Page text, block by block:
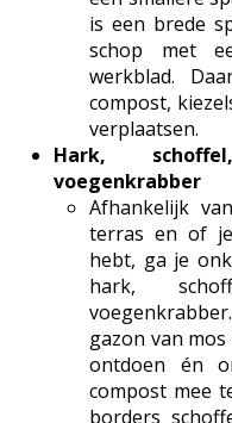
is een brede
schop met
werkblad.
compost,
verplaatsen.
Hark,
voegenkrabber
Afhankelijk
terras en of
hebt, ga je
hark,
gazon van
ontdoen én
compost mee
borders